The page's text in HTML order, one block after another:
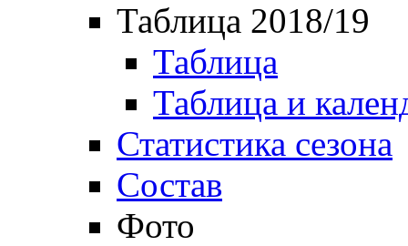
Таблица 2018/19
Таблица
Таблица и
Статистика сезона
Состав
Фото